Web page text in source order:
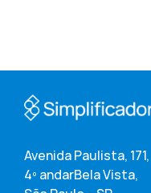
Avenida Paulista, 171,
4º andarBela Vista,